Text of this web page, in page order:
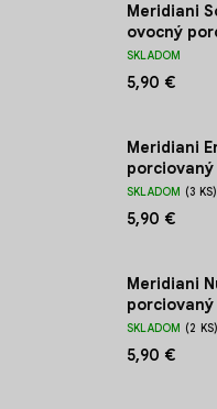
Meridiani
ovocný
SKLADOM
5,90 €
Meridiani
porciovaný
SKLADOM (3 KS)
5,90 €
Meridiani
porciovaný
SKLADOM (2 KS)
5,90 €